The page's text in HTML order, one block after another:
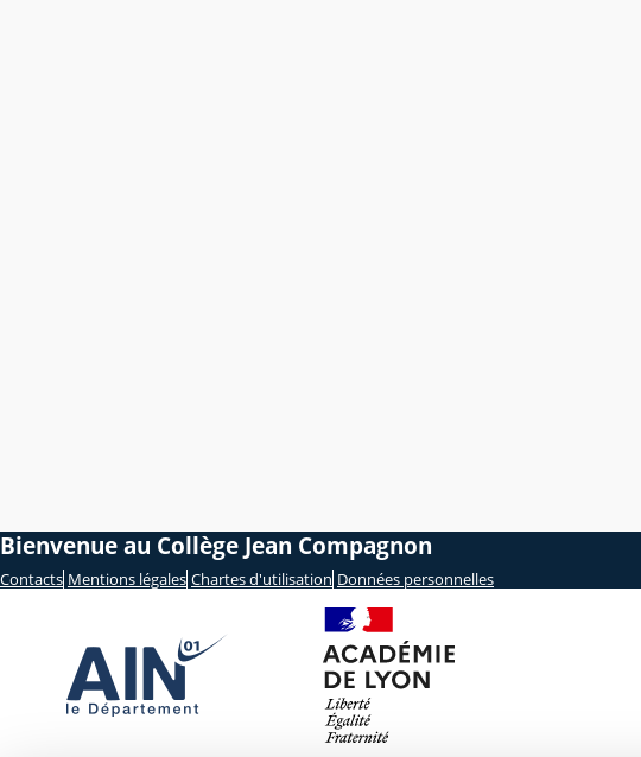
Bienvenue au Collège Jean Compagnon
Contacts Mentions légales Chartes d'utilisation Données personnelles